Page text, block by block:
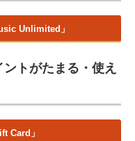
Unlimited」
トがたまる・使え
Card」